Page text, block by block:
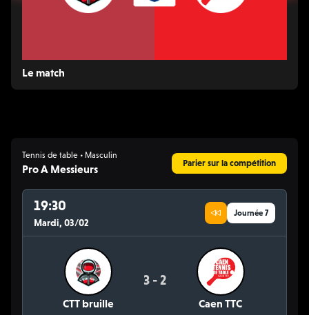
Le match
Tennis de table • Masculin
Pro A Messieurs Parier sur la compétition
19:30
Mardi, 03/02
Journée 7
CTT bruille
3 - 2
Caen TTC